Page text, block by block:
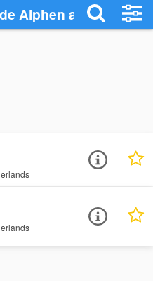
Alphen aan de Rijn